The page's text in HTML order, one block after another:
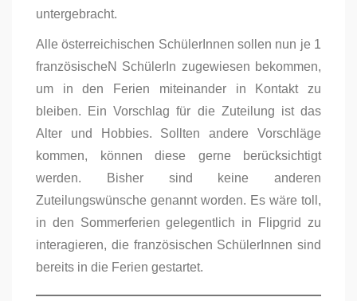
untergebracht.
Alle österreichischen SchülerInnen sollen nun je 1
französischeN SchülerIn zugewiesen bekommen,
um in den Ferien miteinander in Kontakt zu
bleiben. Ein Vorschlag für die Zuteilung ist das
Alter und Hobbies. Sollten andere Vorschläge
kommen, können diese gerne berücksichtigt
werden. Bisher sind keine anderen
Zuteilungswünsche genannt worden. Es wäre toll,
in den Sommerferien gelegentlich in Flipgrid zu
interagieren, die französischen SchülerInnen sind
bereits in die Ferien gestartet.